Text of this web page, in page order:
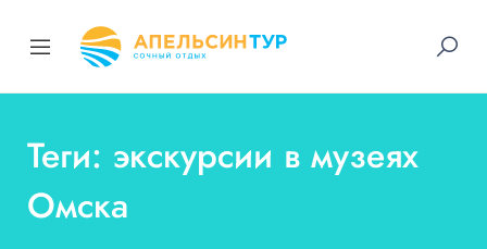
Теги: экскурсии в музеях
Омска